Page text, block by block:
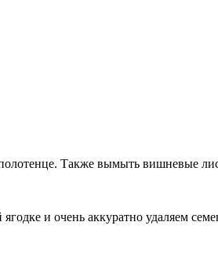
Также вымыть вишневые
и очень аккуратно удаляем